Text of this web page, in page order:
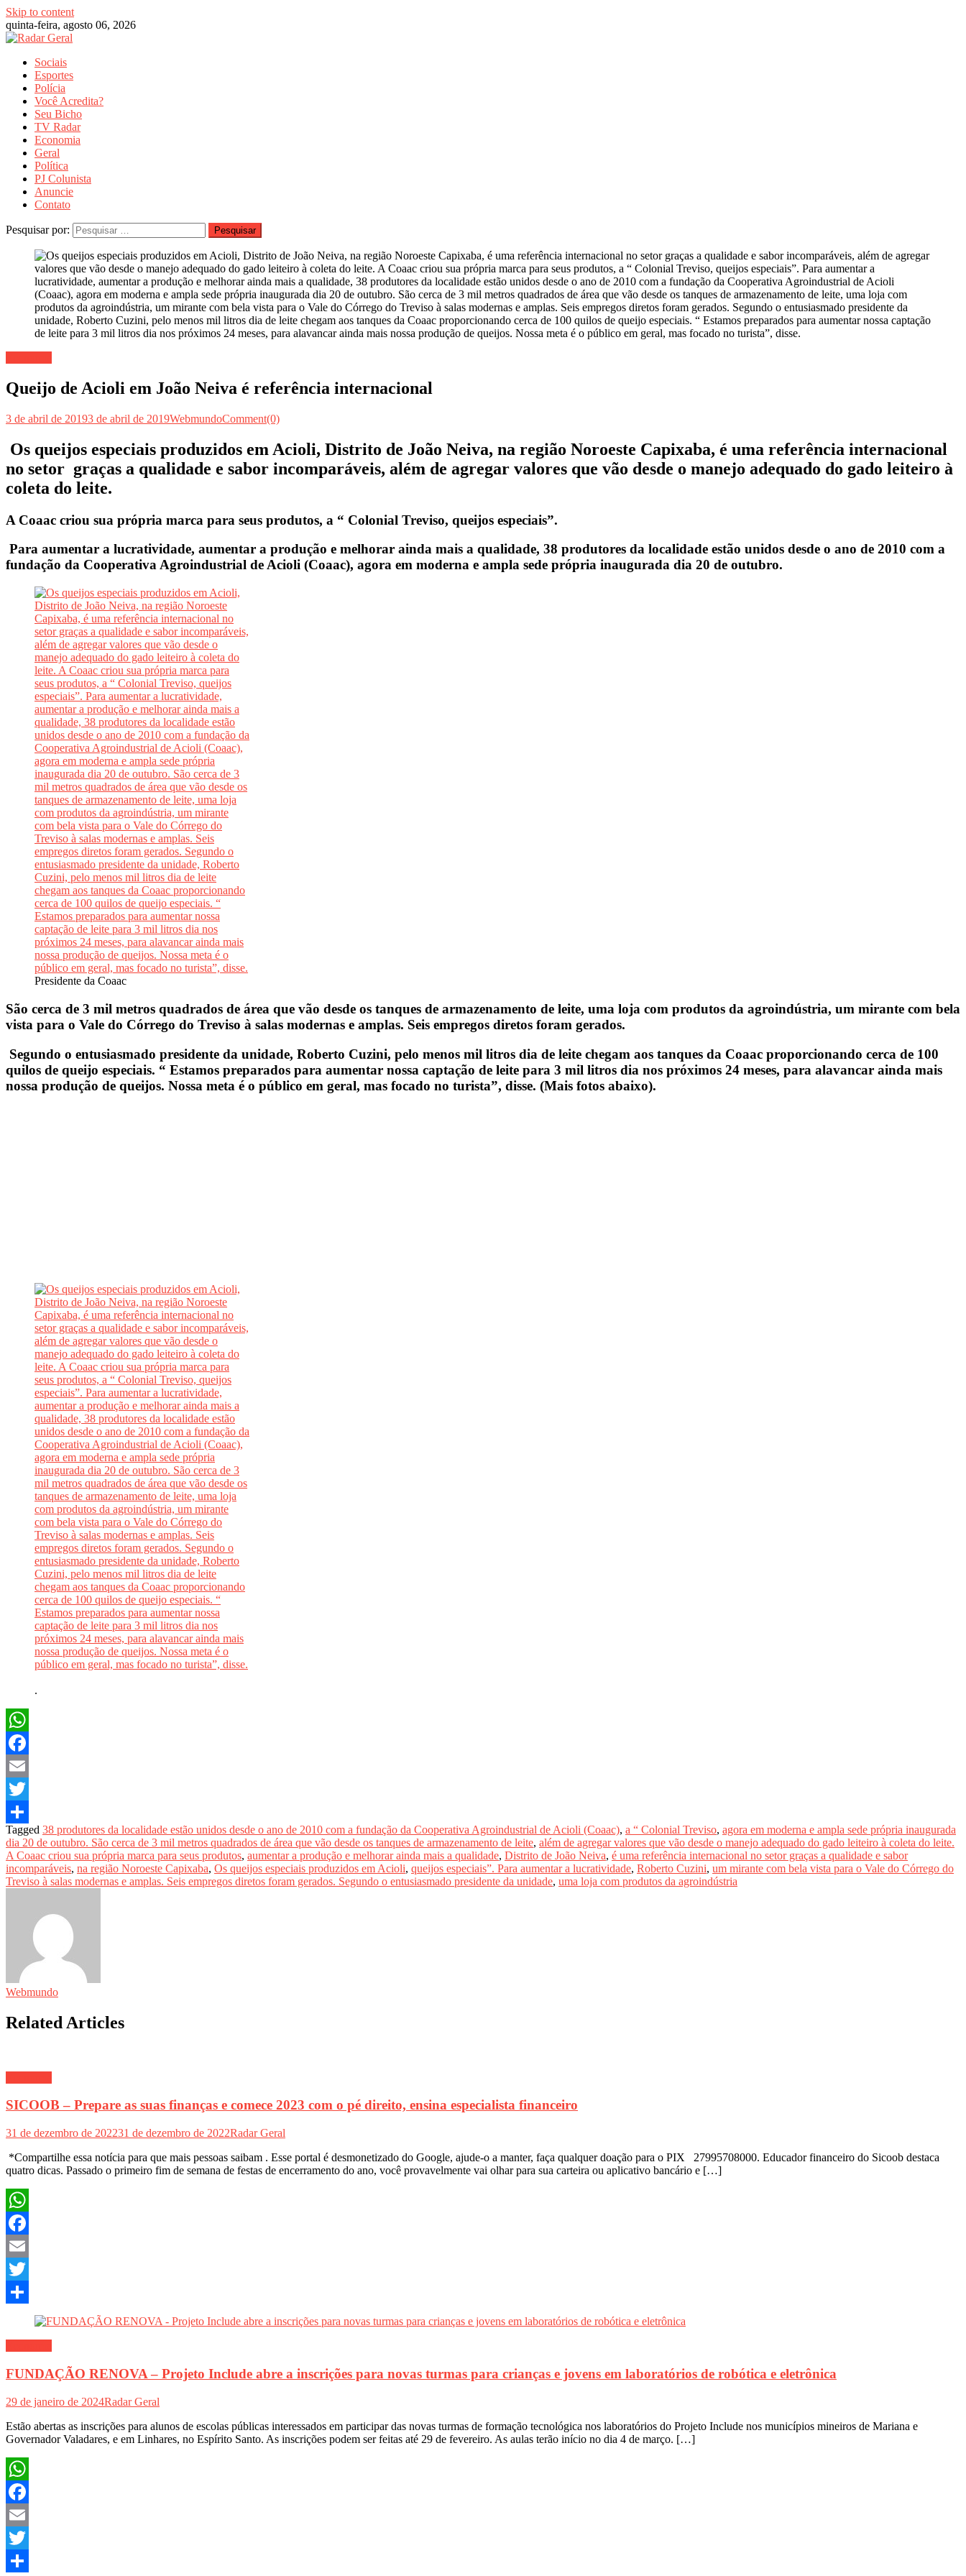
Skip to content
quinta-feira, agosto 06, 2026
Sociais
Esportes
Polícia
Você Acredita?
Seu Bicho
TV Radar
Economia
Geral
Política
PJ Colunista
Anuncie
Contato
Pesquisar por:
Queijo de Acioli em João Neiva é referência internacional
3 de abril de 20193 de abril de 2019WebmundoComment(0)
Os queijos especiais produzidos em Acioli, Distrito de João Neiva, na região Noroeste Capixaba, é uma referência internacional
no setor graças a qualidade e sabor incomparáveis, além de agregar valores que vão desde o manejo adequado do gado leiteiro à
coleta do leite.
A Coaac criou sua própria marca para seus produtos, a “ Colonial Treviso, queijos especiais”.
Para aumentar a lucratividade, aumentar a produção e melhorar ainda mais a qualidade, 38 produtores da localidade estão unidos desde o ano de 2010 com a
fundação da Cooperativa Agroindustrial de Acioli (Coaac), agora em moderna e ampla sede própria inaugurada dia 20 de outubro.
Presidente da Coaac
São cerca de 3 mil metros quadrados de área que vão desde os tanques de armazenamento de leite, uma loja com produtos da agroindústria, um mirante com bela
vista para o Vale do Córrego do Treviso à salas modernas e amplas. Seis empregos diretos foram gerados.
Segundo o entusiasmado presidente da unidade, Roberto Cuzini, pelo menos mil litros dia de leite chegam aos tanques da Coaac proporcionando cerca de 100
quilos de queijo especiais. “ Estamos preparados para aumentar nossa captação de leite para 3 mil litros dia nos próximos 24 meses, para alavancar ainda mais
nossa produção de queijos. Nossa meta é o público em geral, mas focado no turista”, disse. (Mais fotos abaixo).
.
WhatsApp
Facebook
Email
Twitter
Share
Tagged 38 produtores da localidade estão unidos desde o ano de 2010 com a fundação da Cooperativa Agroindustrial de Acioli (Coaac), a “ Colonial Treviso, agora em moderna e ampla sede própria inaugurada
dia 20 de outubro. São cerca de 3 mil metros quadrados de área que vão desde os tanques de armazenamento de leite, além de agregar valores que vão desde o manejo adequado do gado leiteiro à coleta do leite.
A Coaac criou sua própria marca para seus produtos, aumentar a produção e melhorar ainda mais a qualidade, Distrito de João Neiva, é uma referência internacional no setor graças a qualidade e sabor
incomparáveis, na região Noroeste Capixaba, Os queijos especiais produzidos em Acioli, queijos especiais”. Para aumentar a lucratividade, Roberto Cuzini, um mirante com bela vista para o Vale do Córrego do
Treviso à salas modernas e amplas. Seis empregos diretos foram gerados. Segundo o entusiasmado presidente da unidade, uma loja com produtos da agroindústria
Webmundo
Related Articles
SICOOB – Prepare as suas finanças e comece 2023 com o pé direito, ensina especialista financeiro
31 de dezembro de 202231 de dezembro de 2022Radar Geral
*Compartilhe essa notícia para que mais pessoas saibam . Esse portal é desmonetizado do Google, ajude-o a manter, faça qualquer doação para o PIX 27995708000. Educador financeiro do Sicoob destaca
quatro dicas. Passado o primeiro fim de semana de festas de encerramento do ano, você provavelmente vai olhar para sua carteira ou aplicativo bancário e […]
WhatsApp
Facebook
Email
Twitter
FUNDAÇÃO RENOVA – Projeto Include abre a inscrições para novas turmas para crianças e jovens em laboratórios de robótica e eletrônica
29 de janeiro de 2024Radar Geral
Estão abertas as inscrições para alunos de escolas públicas interessados em participar das novas turmas de formação tecnológica nos laboratórios do Projeto Include nos municípios mineiros de Mariana e
Governador Valadares, e em Linhares, no Espírito Santo. As inscrições podem ser feitas até 29 de fevereiro. As aulas terão início no dia 4 de março. […]
WhatsApp
Facebook
Email
Twitter